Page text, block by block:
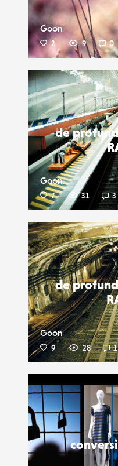
Goon
2 9 0
de
Goon
7 31 3
de
Goon
9 28 1